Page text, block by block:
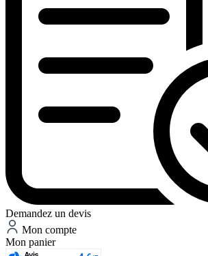
Demandez un devis
Mon compte
Mon panier